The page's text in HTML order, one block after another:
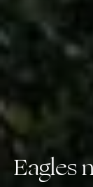
Eagles